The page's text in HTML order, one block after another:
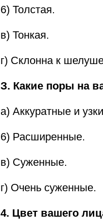
6) Толстая.
в) Тонкая.
г) Склонна к
З. Какие поры на
а) Аккуратные и
6) Расширенные.
в) Суженные.
г) Очень суженные.
4. Цвет вашего